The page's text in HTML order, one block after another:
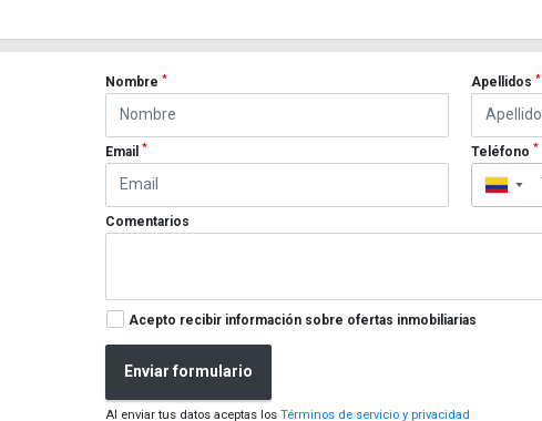
Nombre* Apellidos *
Email* Teléfono *
▼
Comentarios
Acepto recibir información sobre ofertas inmobiliarias
Enviar formulario
Al enviar tus datos aceptas losTérminos de servicio y privacidad